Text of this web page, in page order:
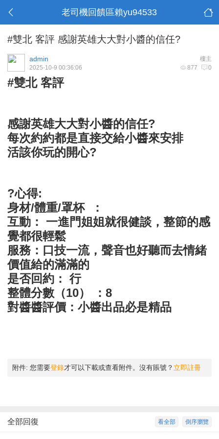
老司機回饋區賴yu94533
#雙北 客評 感謝英雄大大對小醬的信任?
樓主
admin
877 0
2025-10-9 00:36:06
#雙北 客評
感謝英雄大大對小醬的信任?
每次約約都是直接交給小醬來安排
活該你玩的開心?
?心得:
身材/體重/罩杯 ：
互動： 一進門姐姐就很健談，整節的感
覺都很輕鬆
服務：口技一流，聲音也好聽而去情緒
價值給的滿滿的
是否回約： 行
整體分數（10） ：8
對醬醬評價：小醬出品必是精品
附件: 您需要登錄才可以下載或查看附件。沒有賬號？ 立即註冊
倒序瀏覽
看全部
全部回復